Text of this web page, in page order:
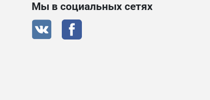
Мы в социальных сетях